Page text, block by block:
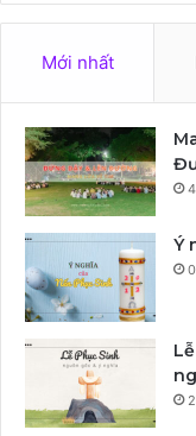
Mới nhất
Ý